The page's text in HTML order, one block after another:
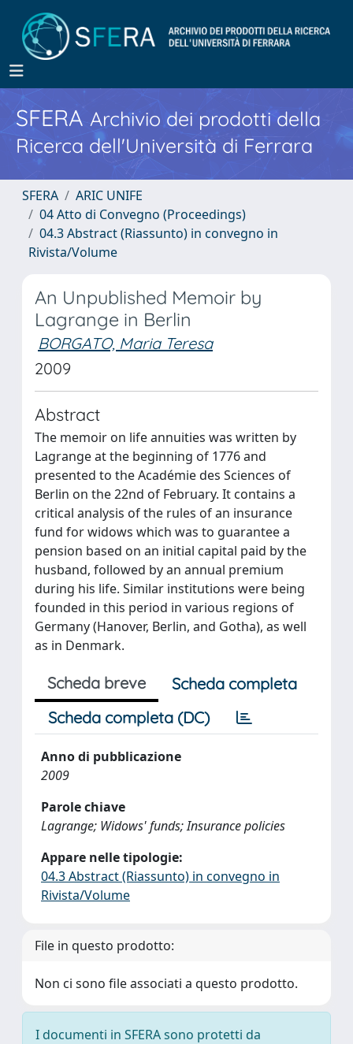
SFERA Archivio dei prodotti della
Ricerca dell'Università di Ferrara
SFERA
ARIC UNIFE
04 Atto di Convegno (Proceedings)
04.3 Abstract (Riassunto) in convegno in
Rivista/Volume
An Unpublished Memoir by
Lagrange in Berlin
BORGATO, Maria Teresa
2009
Abstract
The memoir on life annuities was written by
Lagrange at the beginning of 1776 and
presented to the Académie des Sciences of
Berlin on the 22nd of February. It contains a
critical analysis of the rules of an insurance
fund for widows which was to guarantee a
pension based on an initial capital paid by the
husband, followed by an annual premium
during his life. Similar institutions were being
founded in this period in various regions of
Germany (Hanover, Berlin, and Gotha), as well
as in Denmark.
Scheda breve
Scheda completa
Scheda completa (DC)
Anno di pubblicazione
2009
Parole chiave
Lagrange; Widows' funds; Insurance policies
Appare nelle tipologie:
04.3 Abstract (Riassunto) in convegno in
Rivista/Volume
File in questo prodotto:
Non ci sono file associati a questo prodotto.
I documenti in SFERA sono protetti da